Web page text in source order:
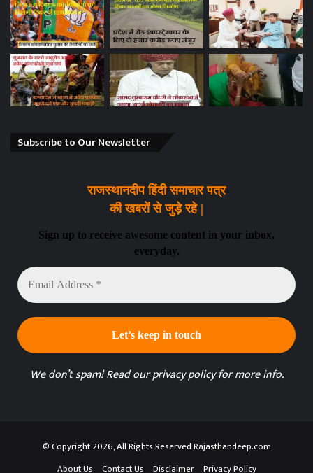
Subscribe to Our Newsletter
राजस्थानदीप हिंदी समाचार पत्र
की खबरों से जुड़े रहे |
Sign up to receive awesome content in your inbox,
everyday.
Email
Address
*
We don’t spam! Read ourprivacy policyfor more info.
© Copyright 2026, All Rights Reserved Rajasthandeep.com
About Us
Contact Us Disclaimer Privacy Policy